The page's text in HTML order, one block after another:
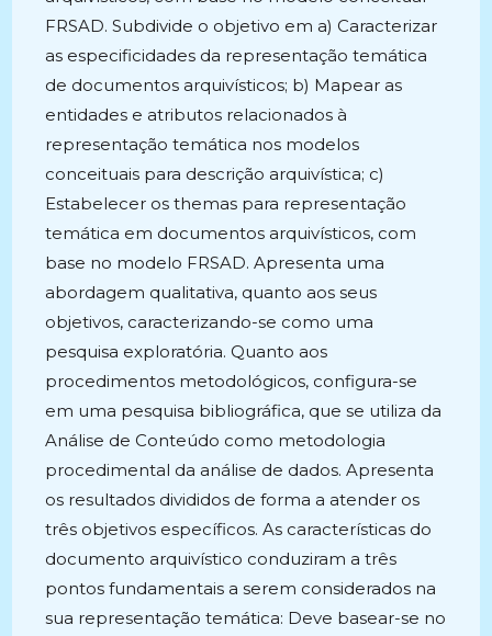
FRSAD. Subdivide o objetivo em a) Caracterizar
as especificidades da representação temática
de documentos arquivísticos; b) Mapear as
entidades e atributos relacionados à
representação temática nos modelos
conceituais para descrição arquivística; c)
Estabelecer os themas para representação
temática em documentos arquivísticos, com
base no modelo FRSAD. Apresenta uma
abordagem qualitativa, quanto aos seus
objetivos, caracterizando-se como uma
pesquisa exploratória. Quanto aos
procedimentos metodológicos, configura-se
em uma pesquisa bibliográfica, que se utiliza da
Análise de Conteúdo como metodologia
procedimental da análise de dados. Apresenta
os resultados divididos de forma a atender os
três objetivos específicos. As características do
documento arquivístico conduziram a três
pontos fundamentais a serem considerados na
sua representação temática: Deve basear-se no